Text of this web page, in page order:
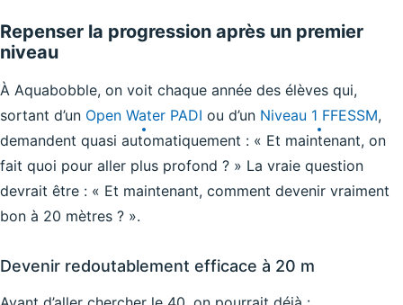
Repenser la progression après un premier
niveau
À Aquabobble, on voit chaque année des élèves qui,
sortant d’un Open Water PADI ou d’un Niveau 1 FFESSM,
demandent quasi automatiquement : « Et maintenant, on
fait quoi pour aller plus profond ? » La vraie question
devrait être : « Et maintenant, comment devenir vraiment
bon à 20 mètres ? ».
Devenir redoutablement efficace à 20 m